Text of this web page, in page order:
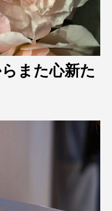
また心新た